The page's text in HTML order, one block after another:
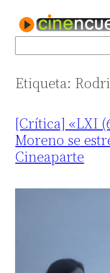
contenido
Etiqueta:
[Crítica] «LXI
Moreno se
Cineaparte